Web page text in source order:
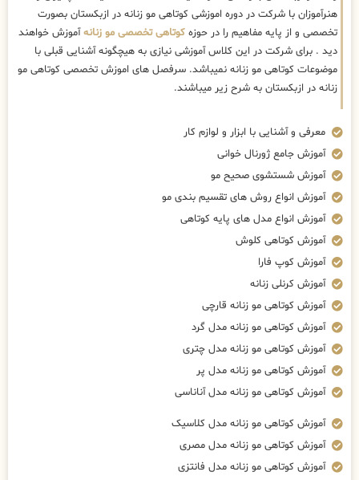
هنرآموزان با شرکت در دوره اموزشی کوتاهی مو زنانه در ازبکستان بصورت
تخصصی و از پایه مفاهیم را در حوزه کوتاهی تخصصی مو زنانهآموزش خواهند
دید . برای شرکت در این کلاس آموزشی نیازی به هیچگونه آشنایی قبلی با
موضوعات کوتاهی مو زنانه نمیباشد. سرفصل های اموزش تخصصی کوتاهی مو
زنانه در ازبکستان به شرح زیر میباشند.
معرفی و آشنایی با ابزار و لوازم کار
آموزش جامع ژورنال خوانی
آموزش شستشوی صحیح مو
آموزش انواع روش های تقسیم بندی مو
آموزش انواع مدل های پایه کوتاهی
آموزش کوتاهی کلوش
آموزش کوپ فارا
آموزش کرنلی زنانه
آموزش کوتاهی مو زنانه قارچی
آموزش کوتاهی مو زنانه مدل گرد
آموزش کوتاهی مو زنانه مدل چتری
آموزش کوتاهی مو زنانه مدل پر
آموزش کوتاهی مو زنانه مدل آناناسی
آموزش کوتاهی مو زنانه مدل کلاسیک
آموزش کوتاهی مو زنانه مدل مصری
آموزش کوتاهی مو زنانه مدل فانتزی